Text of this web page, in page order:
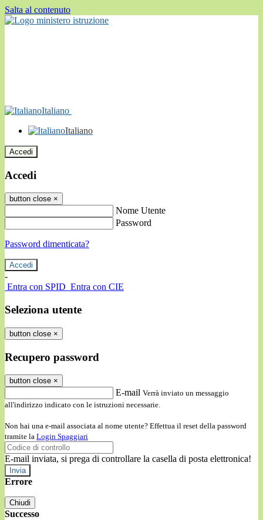
Salta al contenuto
Italiano
Italiano
Accedi
Accedi
button close ×
Nome Utente
Password
Password dimenticata?
-
Entra con SPID Entra con CIE
Seleziona utente
button close ×
Recupero password
button close ×
E-mail Verrà inviato un messaggio
all'indirizzo indicato con le istruzioni necessarie.
Non hai una e-mail associata al nome utente? Effettua il reset della password
tramite la Login Spaggiari
E-mail inviata, si prega di controllare la casella di posta elettronica!
Errore
Chiudi
Successo